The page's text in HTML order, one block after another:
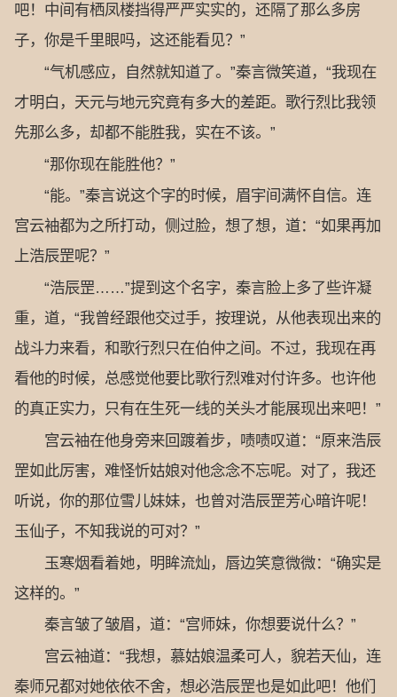
吧！中间有栖凤楼挡得严严实实的，还隔了那么多房
子，你是千里眼吗，这还能看见？”
“气机感应，自然就知道了。”秦言微笑道，“我现在
才明白，天元与地元究竟有多大的差距。歌行烈比我领
先那么多，却都不能胜我，实在不该。”
“那你现在能胜他？”
“能。”秦言说这个字的时候，眉宇间满怀自信。连
宫云袖都为之所打动，侧过脸，想了想，道：“如果再加
上浩辰罡呢？”
“浩辰罡……”提到这个名字，秦言脸上多了些许凝
重，道，“我曾经跟他交过手，按理说，从他表现出来的
战斗力来看，和歌行烈只在伯仲之间。不过，我现在再
看他的时候，总感觉他要比歌行烈难对付许多。也许他
的真正实力，只有在生死一线的关头才能展现出来吧！”
宫云袖在他身旁来回踱着步，啧啧叹道：“原来浩辰
罡如此厉害，难怪忻姑娘对他念念不忘呢。对了，我还
听说，你的那位雪儿妹妹，也曾对浩辰罡芳心暗许呢！
玉仙子，不知我说的可对？”
玉寒烟看着她，明眸流灿，唇边笑意微微：“确实是
这样的。”
秦言皱了皱眉，道：“宫师妹，你想要说什么？”
宫云袖道：“我想，慕姑娘温柔可人，貌若天仙，连
秦师兄都对她依依不舍，想必浩辰罡也是如此吧！他们